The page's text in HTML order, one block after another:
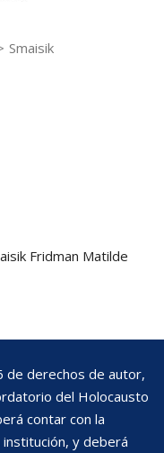
Smaisik
Fridman Matilde
de derechos de autor,
del Holocausto
contar con la
y deberá